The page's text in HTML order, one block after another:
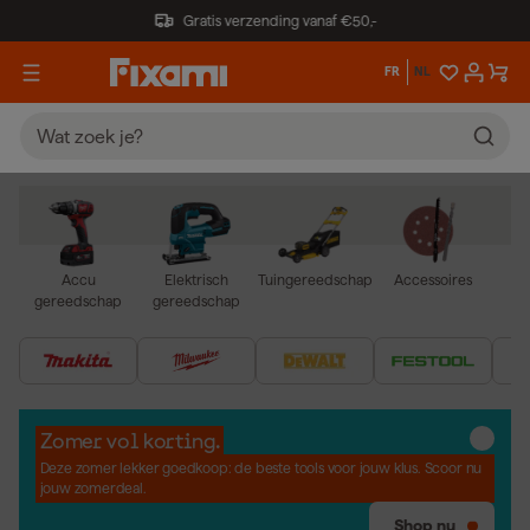
Gratis verzending vanaf €50,-
FR NL
Accu
gereedschap
Elektrisch
gereedschap
Tuingereedschap Accessoires
Zomer vol korting.
Deze zomer lekker goedkoop: de beste tools voor jouw klus. Scoor nu
jouw zomerdeal.
Shop nu